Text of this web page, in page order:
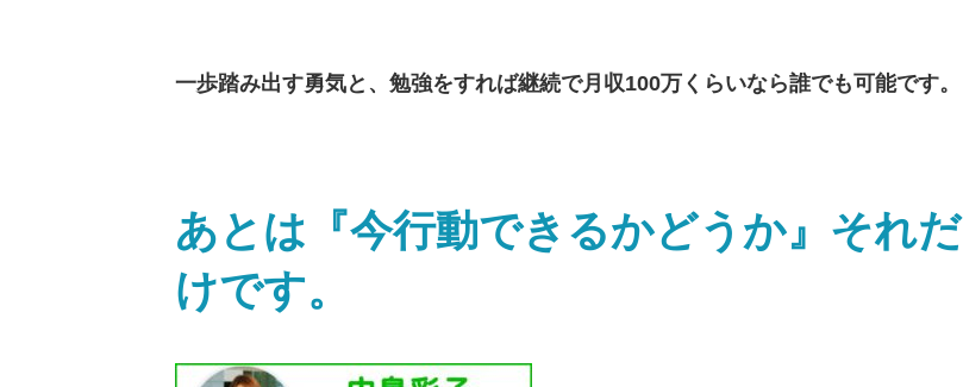
一歩踏み出す勇気と、勉強をすれば継続で月収100万くらいなら誰でも可能です。
あとは『今行動できるかどうか』それだ
けです。